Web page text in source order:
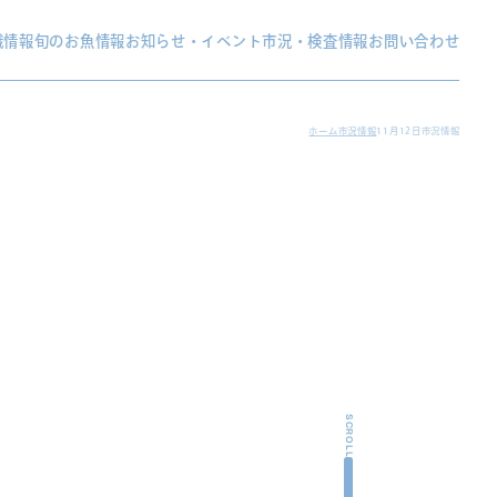
情報旬のお魚情報お知らせ・イベント市況・検査情報お問い合わせ
ホーム 市況情報11月12日市況情報
SCROLL